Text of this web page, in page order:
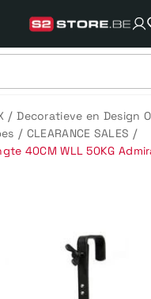
/ Decoratieve en Design
/ CLEARANCE SALES /
40CM WLL 50KG